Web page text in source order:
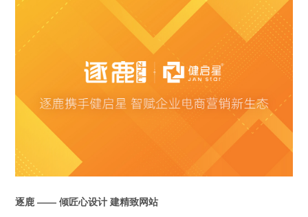
逐鹿 —— 倾匠心设计 建精致网站